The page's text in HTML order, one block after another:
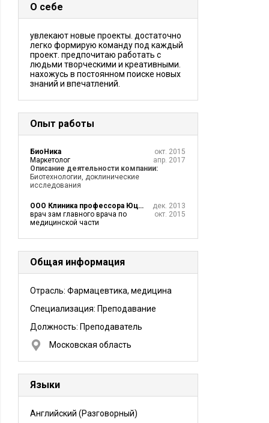
О себе
увлекают новые проекты. достаточно
легко формирую команду под каждый
проект. предпочитаю работать с
людьми творческими и креативными.
нахожусь в постоянном поиске новых
знаний и впечатлений.
Опыт работы
БиоНика
Маркетолог
окт. 2015
апр. 2017
Описание деятельности компании:
Биотехнологии, доклинические
исследования
ООО Клиника профессора Юцковской
врач зам главного врача по
медицинской части
дек. 2013
окт. 2015
Общая информация
Отрасль: Фармацевтика, медицина
Специализация: Преподавание
Должность: Преподаватель
Московская область
Языки
Английский (Разговорный)